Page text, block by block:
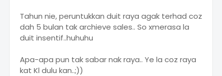
Tahun nie, peruntukkan duit raya agak terhad coz
dah 5 bulan tak archieve sales.. So xmerasa la
duit insentif..huhuhu
Apa-apa pun tak sabar nak raya.. Ye la coz raya
kat Kl dulu kan..;))